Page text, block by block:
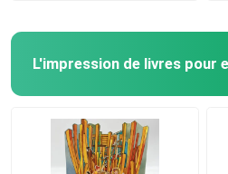
L'impression de livres pour